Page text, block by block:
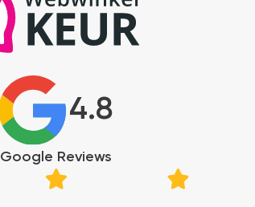
4.8
Google Reviews